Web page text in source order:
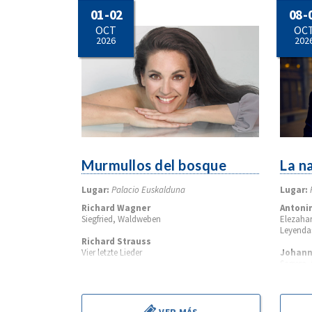
01 - 02
OCT
2026
Murmullos del bosque
Lugar: Palacio Euskalduna
Richard Wagner
Siegfried, Waldweben
Richard Strauss
Vier letzte Lieder
Sinfonía n.º 7 en do sostenido menor Op. 131
08 -
La
Lugar:
Op. 102